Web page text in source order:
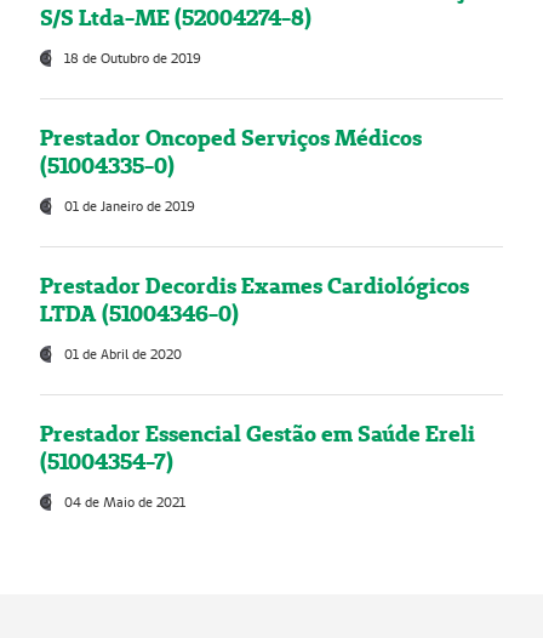
S/S Ltda-ME (52004274-8)
18 de Outubro de 2019
Prestador Oncoped Serviços Médicos
(51004335-0)
01 de Janeiro de 2019
Prestador Decordis Exames Cardiológicos
LTDA (51004346-0)
01 de Abril de 2020
Prestador Essencial Gestão em Saúde Ereli
(51004354-7)
04 de Maio de 2021